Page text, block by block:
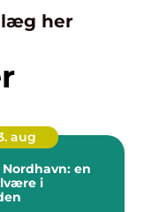
her
aug
Nordhavn: en
i